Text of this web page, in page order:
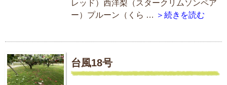
レッド）西洋梨（スタークリムソンペア
ー）プルーン（くら … ＞続きを読む
台風18号